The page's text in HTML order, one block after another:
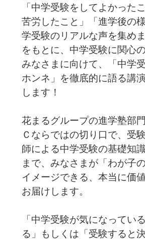
「中学受験をしてよかった
苦労したこと」「進学後の
学受験のリアルな声を集め
をもとに、中学受験に関心
みなさまに向けて、「中学
ホンネ」を徹底的に語る講
します！
花まるグループの進学塾部
Ｃならではの切り口で、受
師による中学受験の基礎知
まで、みなさまが「わが子
イメージできる、本当に価
お届けします。
「中学受験が気になってい
る」もしくは「受験すると